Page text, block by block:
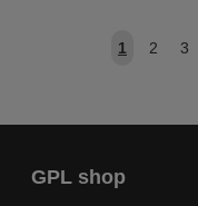
1 2 3
GPL shop